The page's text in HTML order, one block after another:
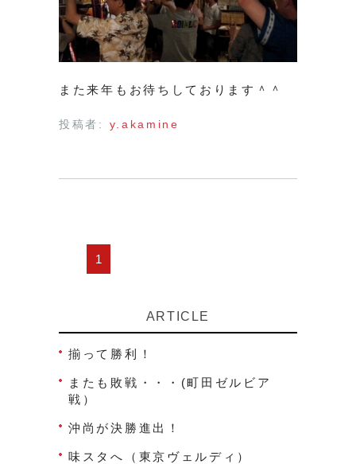
また来年もお待ちしております＾＾
投稿者: y.akamine
1
ARTICLE
揃って勝利！
またも敗戦・・・(町田ゼルビア
戦）
沖尚が決勝進出！
味スタへ（東京ヴェルディ）